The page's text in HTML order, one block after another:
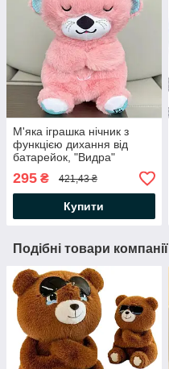
М'яка іграшка нічник з
функцією дихання від
батарейок, "Видра"
33,5см, Рожевий / Дитячий
нічник /Нічник іграшка
295 ₴ 421,43 ₴
Купити
Подібні товари компанії